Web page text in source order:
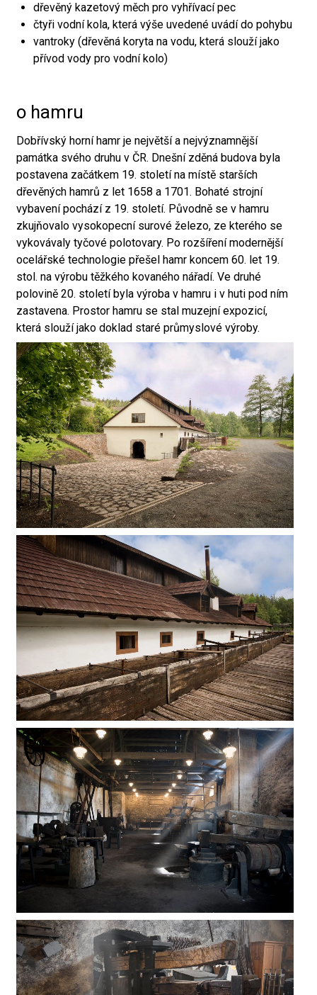
dřevěný kazetový měch pro vyhřívací pec
čtyři vodní kola, která výše uvedené uvádí do pohybu
vantroky (dřevěná koryta na vodu, která slouží jako
přívod vody pro vodní kolo)
o hamru
Dobřívský horní hamr je největší a nejvýznamnější
památka svého druhu v ČR. Dnešní zděná budova byla
postavena začátkem 19. století na místě starších
dřevěných hamrů z let 1658 a 1701. Bohaté strojní
vybavení pochází z 19. století. Původně se v hamru
zkujňovalo vysokopecní surové železo, ze kterého se
vykovávaly tyčové polotovary. Po rozšíření modernější
ocelářské technologie přešel hamr koncem 60. let 19.
stol. na výrobu těžkého kovaného nářadí. Ve druhé
polovině 20. století byla výroba v hamru i v huti pod ním
zastavena. Prostor hamru se stal muzejní expozicí,
která slouží jako doklad staré průmyslové výroby.